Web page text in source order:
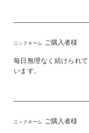
ご購入者様
毎日無理なく続けられ
います。
ご購入者様